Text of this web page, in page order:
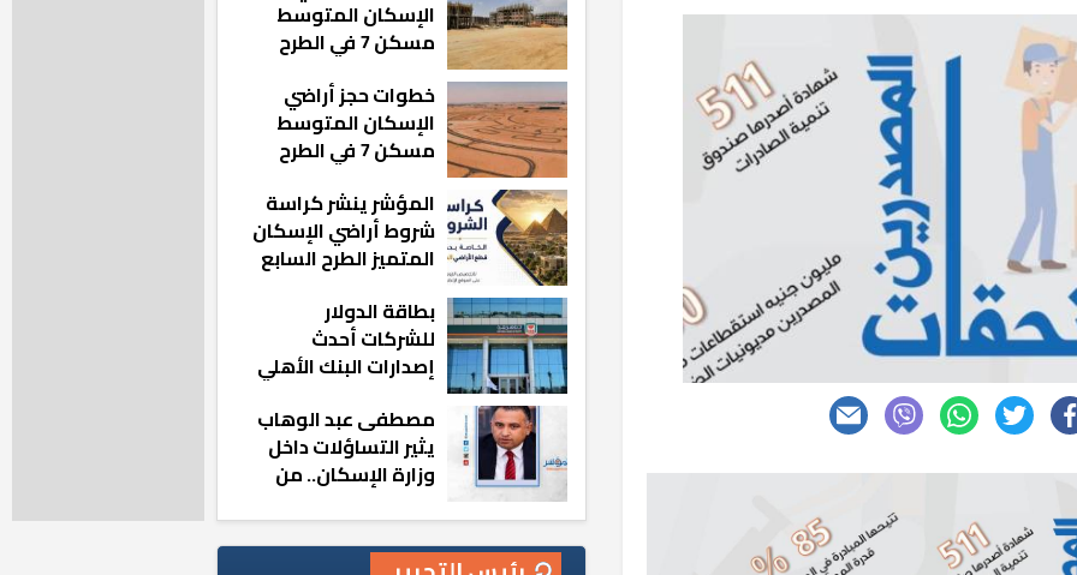
الإسكان المتوسط
مسكن 7 في الطرح
خطوات حجز أراضي
الإسكان المتوسط
مسكن 7 في الطرح
المؤشر ينشر كراسة
شروط أراضي الإسكان
المتميز الطرح السابع
بطاقة الدولار
للشركات أحدث
إصدارات البنك الأهلي
ماستركارد
مصطفى عبد الوهاب
يثير التساؤلات داخل
وزارة الإسكان.. من
المناصب؟